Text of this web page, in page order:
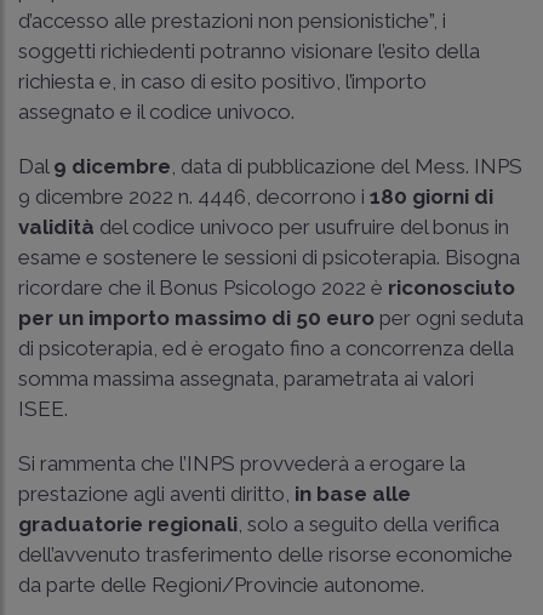
d’accesso alle prestazioni non pensionistiche”, i
soggetti richiedenti potranno visionare l’esito della
richiesta e, in caso di esito positivo, l’importo
assegnato e il codice univoco.
Dal 9 dicembre , data di pubblicazione del Mess. INPS
9 dicembre 2022 n. 4446, decorrono i 180 giorni di
validità del codice univoco per usufruire del bonus in
esame e sostenere le sessioni di psicoterapia. Bisogna
ricordare che il Bonus Psicologo 2022 è riconosciuto
per un importo massimo di 50 euro per ogni seduta
di psicoterapia, ed è erogato fino a concorrenza della
somma massima assegnata, parametrata ai valori
ISEE.
Si rammenta che l’INPS provvederà a erogare la
prestazione agli aventi diritto, in base alle
graduatorie regionali , solo a seguito della verifica
dell’avvenuto trasferimento delle risorse economiche
da parte delle Regioni/Provincie autonome.